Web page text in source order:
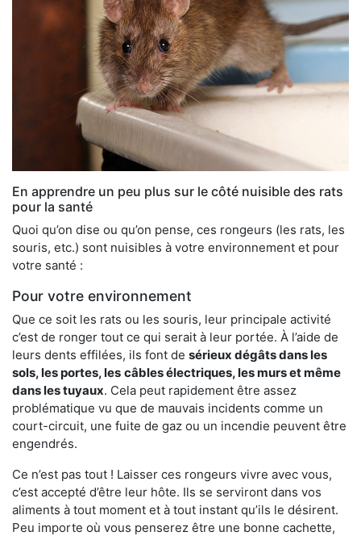
En apprendre un peu plus sur le côté nuisible des rats
pour la santé
Quoi qu’on dise ou qu’on pense, ces rongeurs (les rats, les
souris, etc.) sont nuisibles à votre environnement et pour
votre santé :
Pour votre environnement
Que ce soit les rats ou les souris, leur principale activité
c’est de ronger tout ce qui serait à leur portée. À l’aide de
leurs dents effilées, ils font de sérieux dégâts dans les
sols, les portes, les câbles électriques, les murs et même
dans les tuyaux. Cela peut rapidement être assez
problématique vu que de mauvais incidents comme un
court-circuit, une fuite de gaz ou un incendie peuvent être
engendrés.
Ce n’est pas tout ! Laisser ces rongeurs vivre avec vous,
c’est accepté d’être leur hôte. Ils se serviront dans vos
aliments à tout moment et à tout instant qu’ils le désirent.
Peu importe où vous penserez être une bonne cachette,